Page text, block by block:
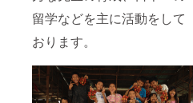
留学などを主に活動をして
おります。